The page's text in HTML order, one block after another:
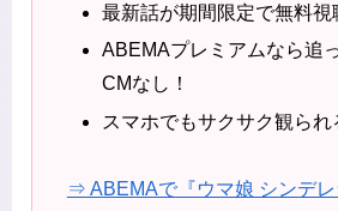
最新話が期間限定で無料視
ABEMAプレミアムなら追
CMなし！
スマホでもサクサク観られ
⇒ ABEMAで『ウマ娘 シンデ